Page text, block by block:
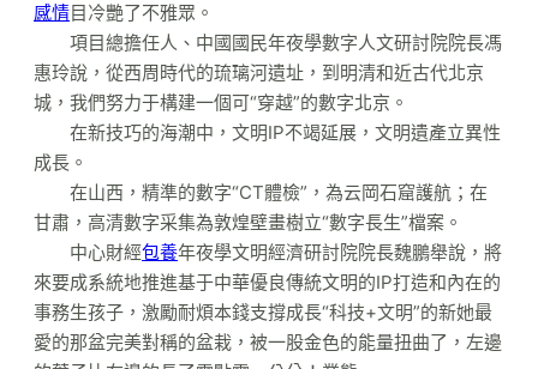
感情目冷艷了不雅眾。
項目總擔任人、中國國民年夜學數字人文研討院院長馮
惠玲說，從西周時代的琉璃河遺址，到明清和近古代北京
城，我們努力于構建一個可“穿越”的數字北京。
在新技巧的海潮中，文明IP不竭延展，文明遺產立異性
成長。
在山西，精準的數字“CT體檢”，為云岡石窟護航；在
甘肅，高清數字采集為敦煌壁畫樹立“數字長生”檔案。
中心財經包養年夜學文明經濟研討院院長魏鵬舉說，將
來要成系統地推進基于中華優良傳統文明的IP打造和內在的
事務生孩子，激勵耐煩本錢支撐成長“科技+文明”的新她最
愛的那盆完美對稱的盆栽，被一股金色的能量扭曲了，左邊